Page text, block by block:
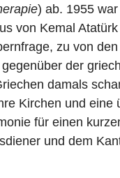
) ab. 1955
von Kemal
zu von
der
damals
Kirchen und eine
für einen
und dem